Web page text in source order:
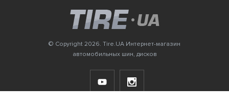
© Copyright 2026. Tire.UA Интернет-магазин
автомобильных шин, дисков